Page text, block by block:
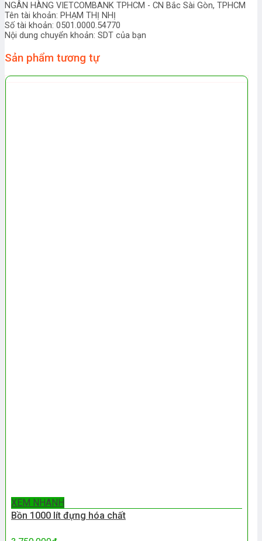
NGÂN HÀNG VIETCOMBANK TPHCM - CN Bắc Sài Gòn, TPHCM
Tên tài khoản: PHẠM THỊ NHỊ
Số tài khoản: 0501.0000.54770
Nội dung chuyển khoản: SDT của bạn
Sản phẩm tương tự
XEM NHANH
Bồn 1000 lít đựng hóa chất